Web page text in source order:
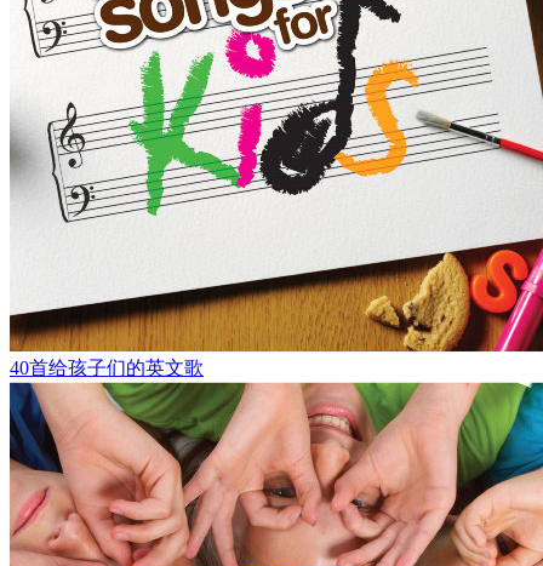
40首给孩子们的英文歌